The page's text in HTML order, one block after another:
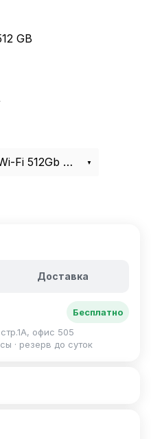
GB
Apple iPad 11" (A16 2025) Wi-Fi 512Gb Silver
Доставка
Бесплатно
офис 505
· резерв до суток